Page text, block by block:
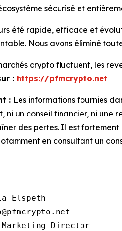
sécurisé et
été rapide, efficace et
Nous avons éliminé
crypto fluctuent, les
: https://pfmcrypto.net
: Les informations fournies
ni un conseil financier, ni
des pertes. Il est
en consultant un
Elspeth
Director